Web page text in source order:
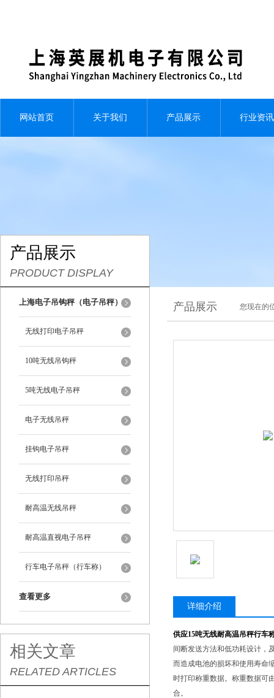
网站首页 关于我们 产品展示 行业资讯
产品展示
PRODUCT DISPLAY
上海电子吊钩秤（电子吊秤）
无线打印电子吊秤
10吨无线吊钩秤
5吨无线电子吊秤
电子无线吊秤
挂钩电子吊秤
无线打印吊秤
耐高温无线吊秤
耐高温直视电子吊秤
行车电子吊秤（行车称）
查看更多
相关文章
RELATED ARTICLES
产品展示 您现在的
详细介绍
供应15吨无线耐高温吊秤行车
间断发送方法和低功耗设计，
而造成电池的损坏和使用寿命
时打印称重数据。称重数据可
合。